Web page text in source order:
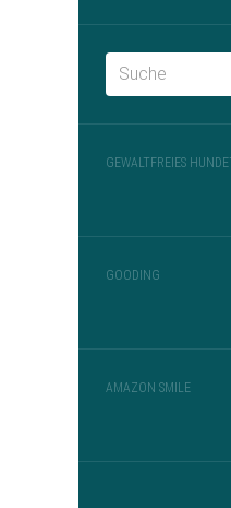
GEWALTFREIES
GOODING
AMAZON SMILE